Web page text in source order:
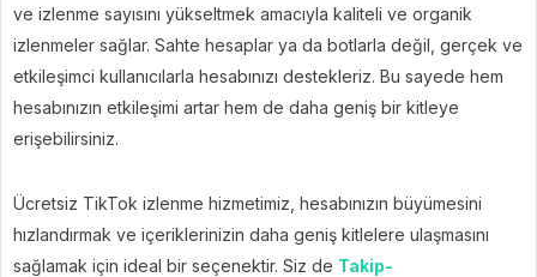
ve izlenme sayısını yükseltmek amacıyla kaliteli ve organik
izlenmeler sağlar. Sahte hesaplar ya da botlarla değil, gerçek ve
etkileşimci kullanıcılarla hesabınızı destekleriz. Bu sayede hem
hesabınızın etkileşimi artar hem de daha geniş bir kitleye
erişebilirsiniz.
Ücretsiz TikTok izlenme hizmetimiz, hesabınızın büyümesini
hızlandırmak ve içeriklerinizin daha geniş kitlelere ulaşmasını
sağlamak için ideal bir seçenektir. Siz de Takip-